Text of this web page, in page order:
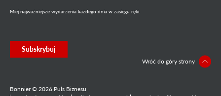
Miej najważniejsze wydarzenia każdego dnia w zasięgu ręki.
Subskrybuj
Bonnier © 2026 Puls Biznesu
Wróć do góry strony